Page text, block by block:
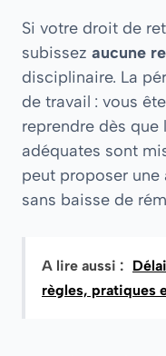
Si votre droit de
subissez aucune
disciplinaire. La
de travail : vous
reprendre dès que
adéquates sont
peut proposer
sans baisse de
A lire aussi :
règles, pratiques